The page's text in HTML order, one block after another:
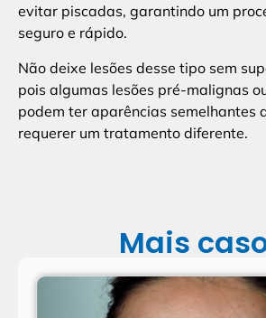
evitar piscadas, garantindo um
seguro e rápido.
Não deixe lesões desse tipo sem
pois algumas lesões pré-malignas
podem ter aparências semelhantes
requerer um tratamento diferente.
Mais